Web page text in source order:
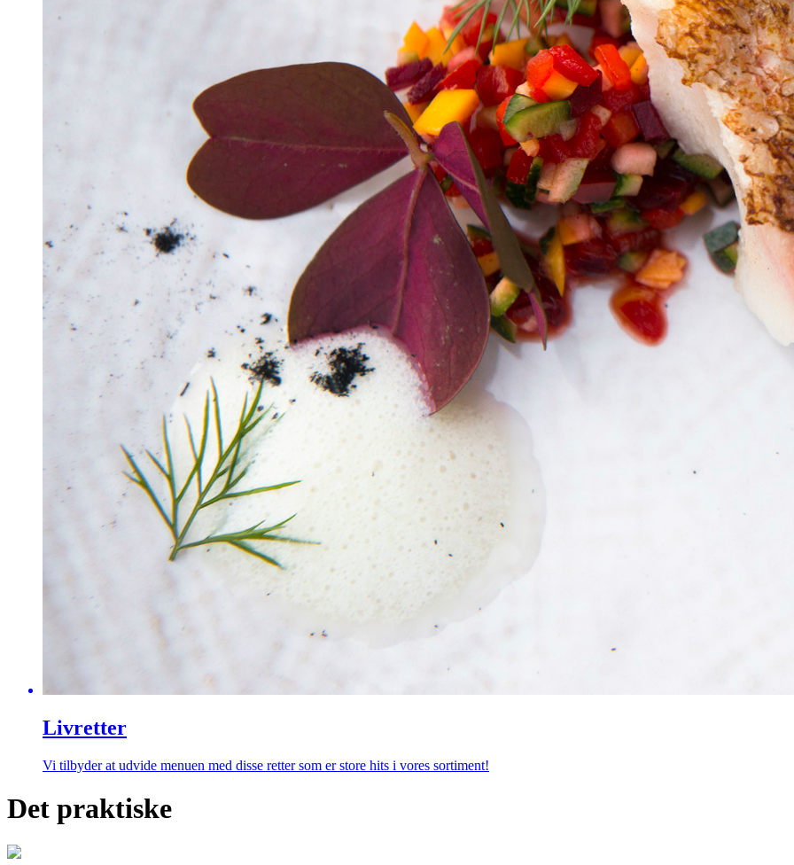
Livretter
Vi tilbyder at udvide menuen med disse retter som er store hits i vores sortiment!
Det praktiske